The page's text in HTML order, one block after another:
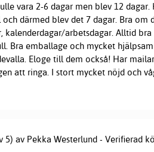
vara 2-6 dagar men blev 12 dagar.
därmed blev det 7 dagar. Bra om
kalenderdagar/arbetsdagar. Alltid
Bra emballage och mycket
Eloge till dem också! Har
att ringa. I stort mycket nöjd och
5) av Pekka Westerlund - Verifierad